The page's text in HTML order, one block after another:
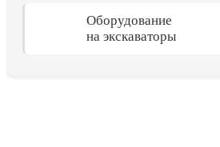
Оборудование
на экскаваторы